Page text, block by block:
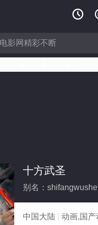

十方武圣
别名：
中国大陆 动画,国产